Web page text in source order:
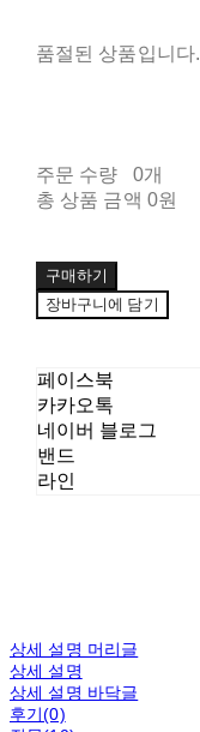
품절된 상품입니다.
주문 수량
0개
총 상품 금액 0원
구매하기
장바구니에 담기
페이스북
카카오톡
네이버 블로그
밴드
라인
상세 설명 머리글
상세 설명
상세 설명 바닥글
후기(0)